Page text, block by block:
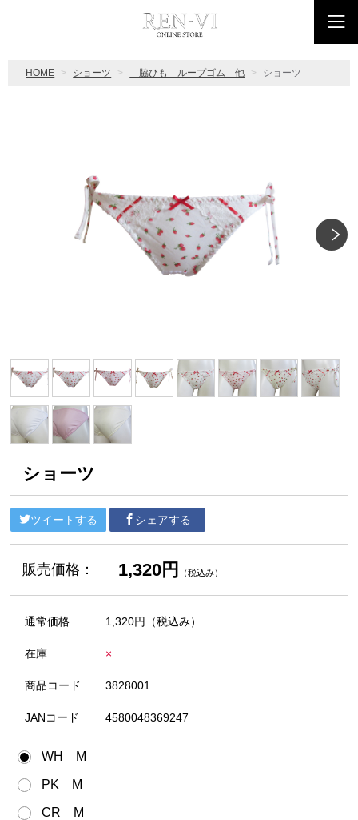
HOME ショーツ 脇ひも ループゴム 他 ショーツ
ショーツ
ツイートする シェアする
販売価格： 1,320円 （税込み）
通常価格 1,320円 （税込み）
在庫 ×
商品コード 3828001
JANコード 4580048369247
WH M
PK M
CR M